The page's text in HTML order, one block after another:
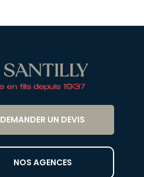
DEMANDER UN DEVIS
NOS AGENCES